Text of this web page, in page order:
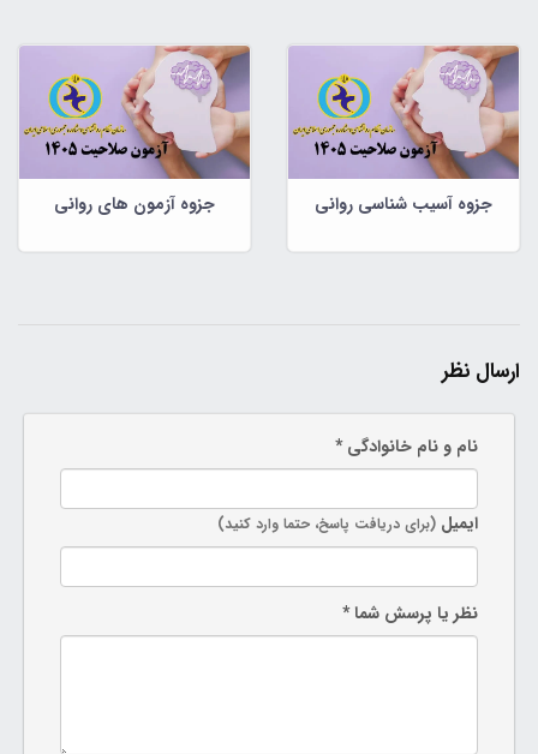
جزوه آسیب شناسی روانی جزوه آزمون های روانی
ارسال نظر
نام و نام خانوادگی *
ایمیل (برای دریافت پاسخ، حتما وارد کنید)
نظر یا پرسش شما *